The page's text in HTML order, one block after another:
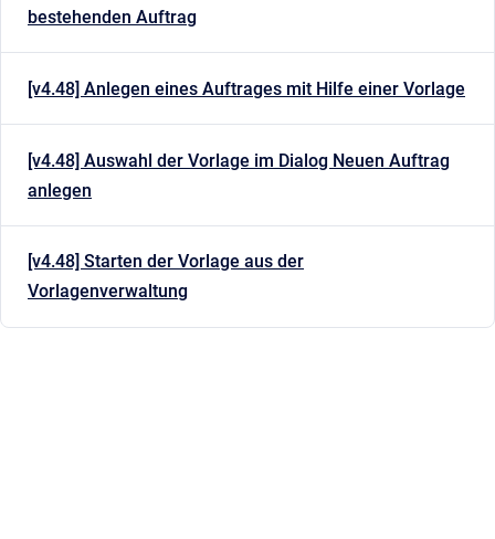
bestehenden Auftrag
[v4.48] Anlegen eines Auftrages mit Hilfe einer Vorlage
[v4.48] Auswahl der Vorlage im Dialog Neuen Auftrag
anlegen
[v4.48] Starten der Vorlage aus der
Vorlagenverwaltung